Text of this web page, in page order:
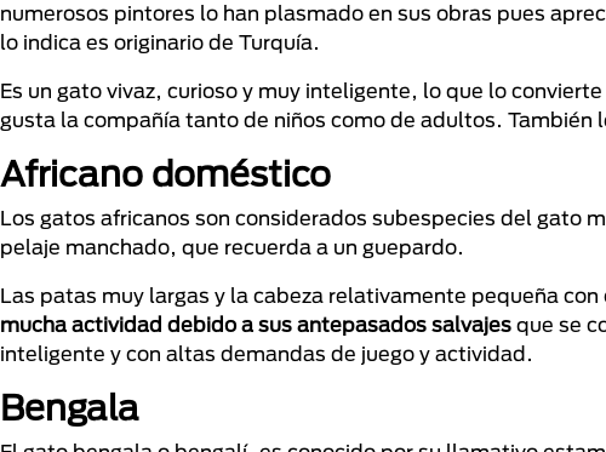
numerosos pintores lo han plasmado en sus obras pues
lo indica es originario de Turquía.
Es un gato vivaz, curioso y muy inteligente, lo que lo
gusta la compañía tanto de niños como de adultos.
Africano doméstico
Los gatos africanos son considerados subespecies del gato
pelaje manchado, que recuerda a un guepardo.
Las patas muy largas y la cabeza relativamente pequeña
mucha actividad debido a sus antepasados salvajes que se
inteligente y con altas demandas de juego y actividad.
Bengala